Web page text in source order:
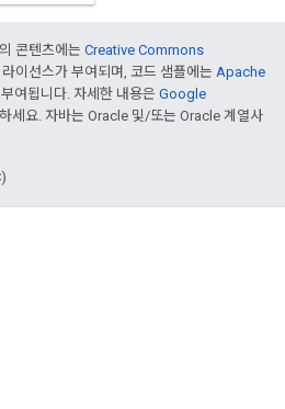
콘텐츠에는 Creative Commons
이선스가 부여되며, 코드 샘플에는 Apache
여됩니다. 자세한 내용은 Google
세요. 자바는 Oracle 및/또는 Oracle 계열사